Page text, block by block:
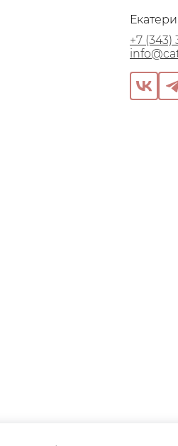
+7 (343)